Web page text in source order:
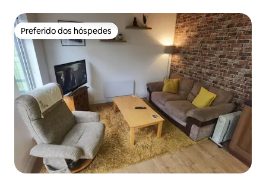
Preferido dos hóspedes
Preferido dos hóspedes